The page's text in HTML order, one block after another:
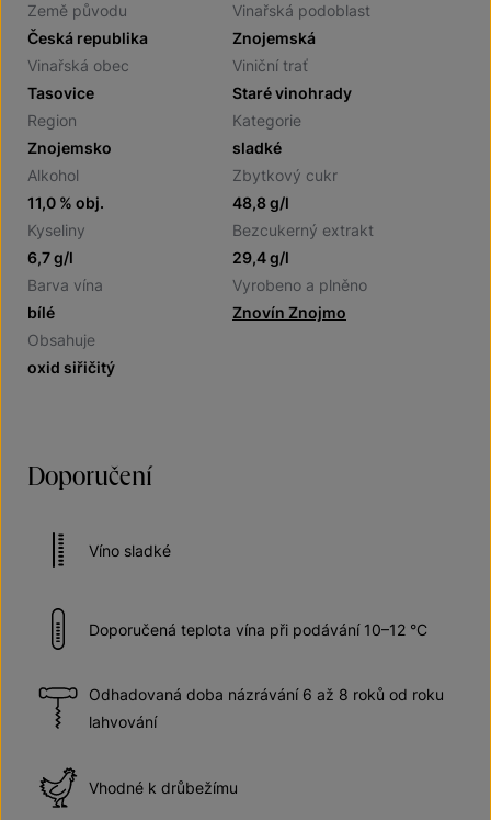
Země původu
Česká republika
Vinařská podoblast
Znojemská
Vinařská obec
Tasovice
Viniční trať
Staré vinohrady
Region
Znojemsko
Kategorie
sladké
Alkohol
11,0 % obj.
Zbytkový cukr
48,8 g/l
Kyseliny
6,7 g/l
Bezcukerný extrakt
29,4 g/l
Barva vína
bílé
Vyrobeno a plněno
Znovín Znojmo
Obsahuje
oxid siřičitý
Doporučení
Víno sladké
Doporučená teplota vína při podávání 10–12 °C
Odhadovaná doba názrávání 6 až 8 roků od roku
lahvování
Vhodné k drůbežímu